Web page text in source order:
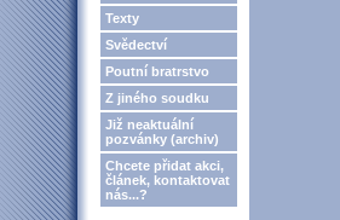
Texty
Svědectví
Poutní bratrstvo
Z jiného soudku
Již neaktuální
pozvánky (archiv)
Chcete přidat akci,
článek, kontaktovat
nás...?